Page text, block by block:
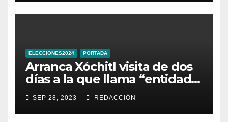
ELECCIONES2024 PORTADA
Arranca Xóchitl visita de dos
días a la que llama “entidad
33” de México
SEP 28, 2023 REDACCIÓN